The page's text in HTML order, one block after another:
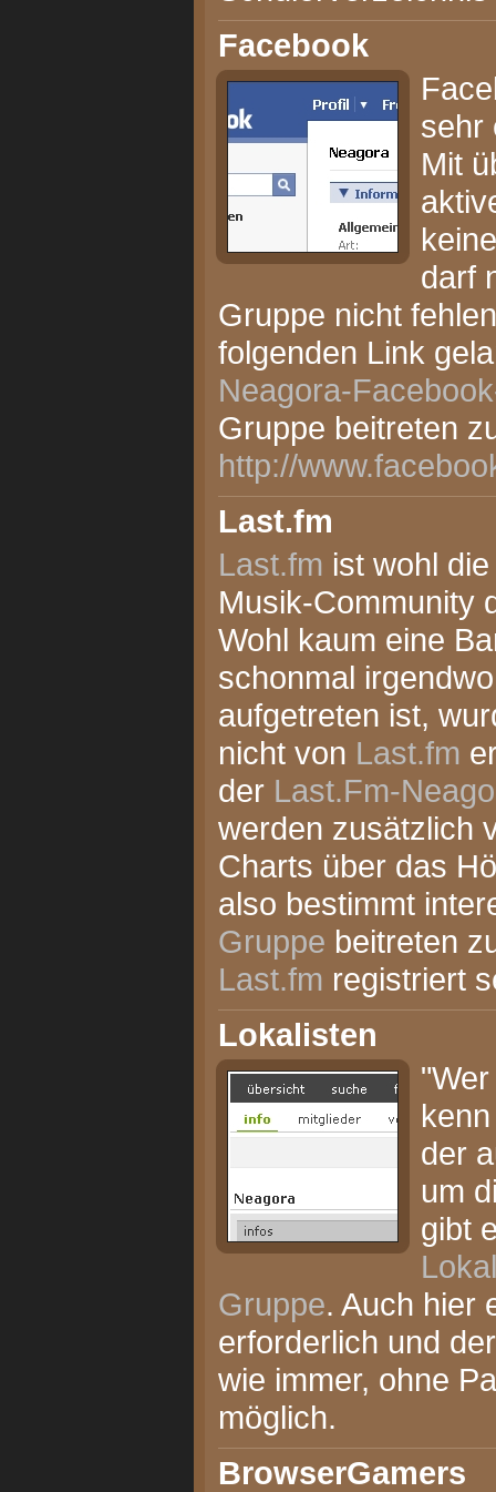
Facebook
sehr
Mit
darf
Gruppe nicht
folgenden Link
Neagora-
Gruppe beitreten
http://
Last.fm
Last.fm ist wohl
Musik-Community
Wohl kaum eine
schonmal irgendwo
aufgetreten ist,
nicht von Last.fm
der Last.Fm-
werden zusätzlich
Charts über das
also bestimmt
Gruppe beitreten
Last.fm registriert
Lokalisten
der
um
gibt
Gruppe. Auch hier
erforderlich und
wie immer, ohne
möglich.
BrowserGamers